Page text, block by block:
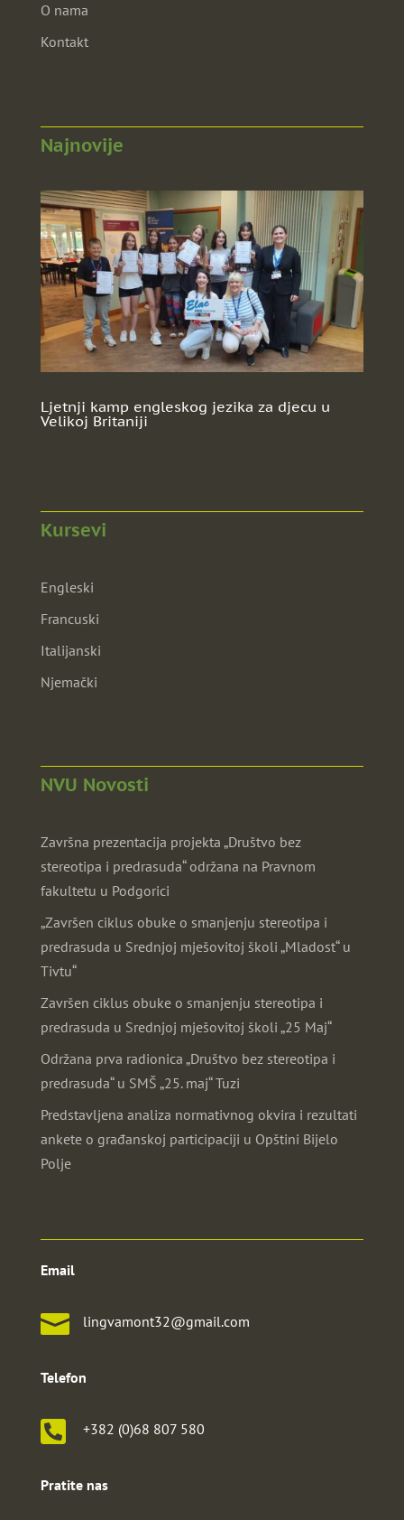
O nama
Kontakt
Najnovije
Ljetnji kamp engleskog jezika za djecu u
Velikoj Britaniji
Kursevi
Engleski
Francuski
Italijanski
Njemački
NVU Novosti
Završna prezentacija projekta „Društvo bez
stereotipa i predrasuda“ održana na Pravnom
fakultetu u Podgorici
„Završen ciklus obuke o smanjenju stereotipa i
predrasuda u Srednjoj mješovitoj školi „Mladost“ u
Tivtu“
Završen ciklus obuke o smanjenju stereotipa i
predrasuda u Srednjoj mješovitoj školi „25 Maj“
Održana prva radionica „Društvo bez stereotipa i
predrasuda“ u SMŠ „25. maj“ Tuzi
Predstavljena analiza normativnog okvira i rezultati
ankete o građanskoj participaciji u Opštini Bijelo
Polje
Email
 lingvamont32@gmail.com
Telefon
 +382 (0)68 807 580
Pratite nas